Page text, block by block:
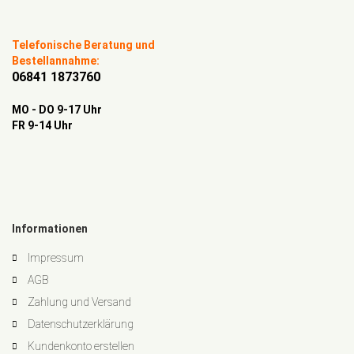
Telefonische Beratung und
Bestellannahme:
06841 1873760
MO - DO 9-17 Uhr
FR 9-14 Uhr
Informationen
Impressum
AGB
Zahlung und Versand
Datenschutzerklärung
Kundenkonto erstellen